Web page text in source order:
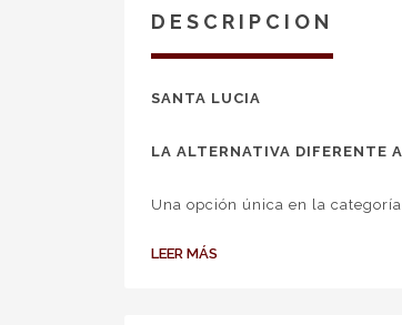
DESCRIPCION
SANTA LUCIA
LA ALTERNATIVA DIFERENTE
Una opción única en la
QUE HACEMOS
LEER MÁS